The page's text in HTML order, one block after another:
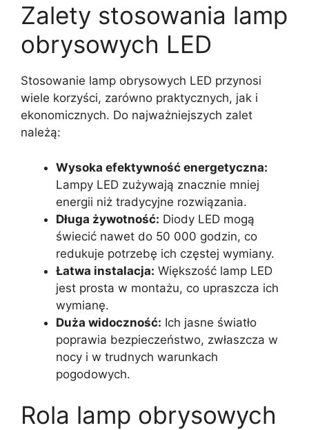
Zalety stosowania lamp
obrysowych LED
Stosowanie lamp obrysowych LED przynosi
wiele korzyści, zarówno praktycznych, jak i
ekonomicznych. Do najważniejszych zalet
należą:
Wysoka efektywność energetyczna:
Lampy LED zużywają znacznie mniej
energii niż tradycyjne rozwiązania.
Długa żywotność: Diody LED mogą
świecić nawet do 50 000 godzin, co
redukuje potrzebę ich częstej wymiany.
Łatwa instalacja: Większość lamp LED
jest prosta w montażu, co upraszcza ich
wymianę.
Duża widoczność: Ich jasne światło
poprawia bezpieczeństwo, zwłaszcza w
nocy i w trudnych warunkach
pogodowych.
Rola lamp obrysowych